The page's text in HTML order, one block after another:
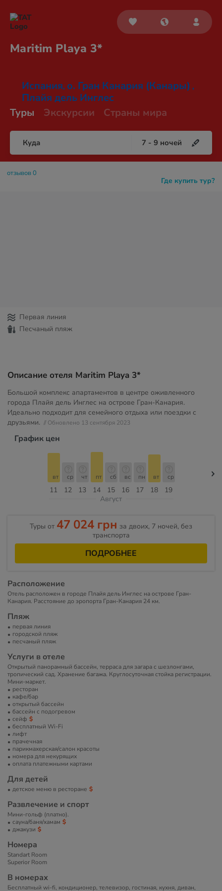
Maritim Playa 3*
Испания, о. Гран Канария (Канары) ,
Плайя дель Инглес
Туры
Экскурсии Страны мира
Куда 7 - 9 ночей
Где купить тур?
отзывов 0
Первая линия
Песчаный пляж
Описание отеля Maritim Playa 3*
Большой комплекс апартаментов в центре оживленного
города Плайя дель Инглес на острове Гран-Канария.
Идеально подходит для семейного отдыха или поездки с
друзьями. // Обновлено 13 сентября 2023
График цен
11
вт
12
ср
13
чт
14
пт
15
сб
16
вс
17
пн
18
вт
19
ср
Август
Туры от 47 024 грн за двоих, 7 ночей, без
транспорта
ПОДРОБНЕЕ
Расположение
Отель расположен в городе Плайя дель Инглес на острове Гран-
Канария. Расстояние до эропорта Гран-Канария 24 км.
Пляж
первая линия
городской пляж
песчаный пляж
Услуги в отеле
Открытый панорамный бассейн, терраса для загара с шезлонгами,
тропический сад. Хранение багажа. Круглосуточная стойка регистрации.
Мини-маркет.
ресторан
кафе/бар
открытый бассейн
бассейн с подогревом
сейф
бесплатный Wi-Fi
лифт
прачечная
парикмахерская/салон красоты
номера для некурящих
оплата платежными картами
Для детей
детское меню в ресторане
Развлечение и спорт
Мини-гольф (платно).
сауна/баня/хамам
джакузи
Номера
Standart Room
Superior Room
В номерах
Бесплатный wi-fi, кондиционер, телевизор, гостиная, кухня, диван,